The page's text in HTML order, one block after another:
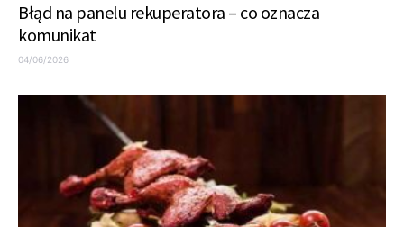
Błąd na panelu rekuperatora – co oznacza
komunikat
04/06/2026